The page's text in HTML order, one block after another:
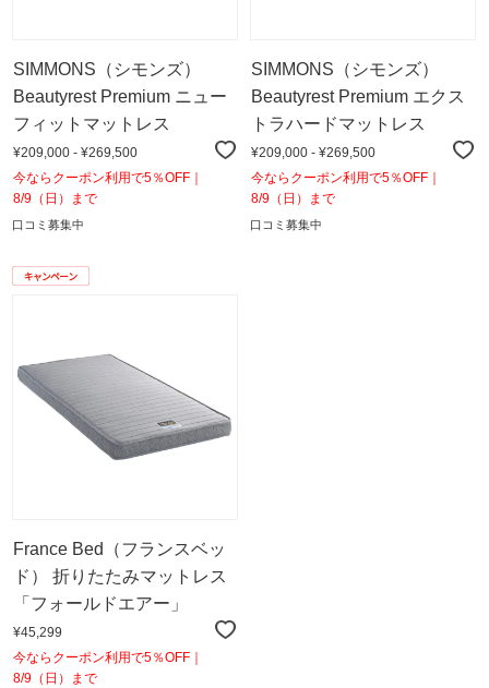
SIMMONS（シモンズ）
Beautyrest Premium ニュー
フィットマットレス
¥209,000 - ¥269,500
今ならクーポン利用で5％OFF｜
8/9（日）まで
口コミ募集中
SIMMONS（シモンズ）
Beautyrest Premium エクス
トラハードマットレス
¥209,000 - ¥269,500
今ならクーポン利用で5％OFF｜
8/9（日）まで
口コミ募集中
France Bed（フランスベッ
ド） 折りたたみマットレス
「フォールドエアー」
¥45,299
今ならクーポン利用で5％OFF｜
8/9（日）まで